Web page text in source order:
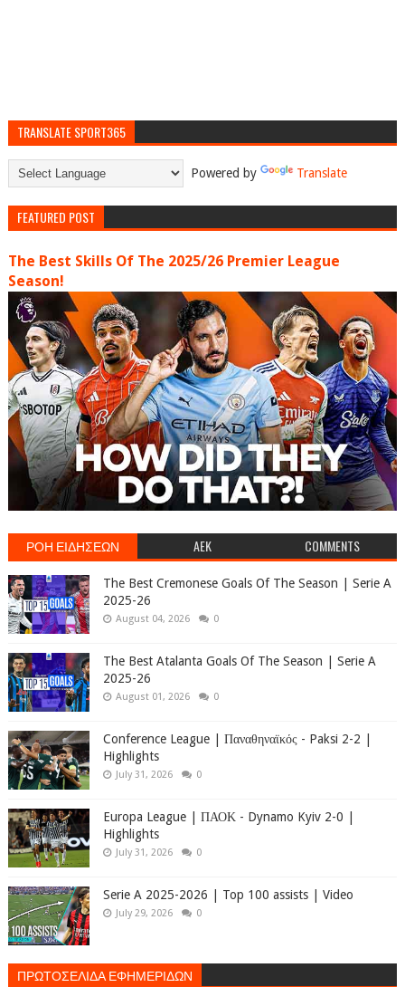
TRANSLATE SPORT365
Powered by Translate
FEATURED POST
The Best Skills Of The 2025/26 Premier League
Season!
ΡΟΗ ΕΙΔΗΣΕΩΝ AEK COMMENTS
The Best Cremonese Goals Of The Season | Serie A
2025-26
August 04, 2026 0
The Best Atalanta Goals Of The Season | Serie A
2025-26
August 01, 2026 0
Conference League | Παναθηναϊκός - Paksi 2-2 |
Highlights
July 31, 2026 0
Europa League | ΠΑΟΚ - Dynamo Kyiv 2-0 |
Highlights
July 31, 2026 0
Serie A 2025-2026 | Top 100 assists | Video
July 29, 2026 0
ΠΡΩΤΟΣΕΛΙΔΑ ΕΦΗΜΕΡΙΔΩΝ